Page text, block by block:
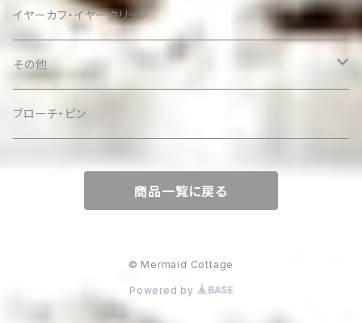
イヤーカフ・イヤークリップ
その他
ケース
ブローチ・ピン
商品一覧に戻る
© Mermaid Cottage
Powered by